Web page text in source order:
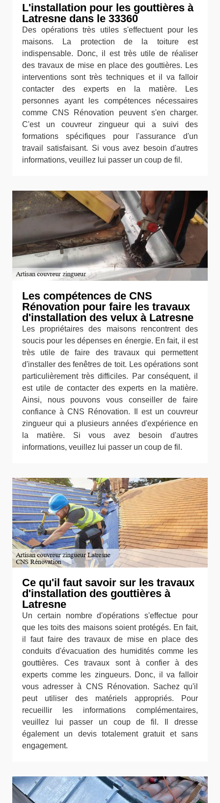
L'installation pour les gouttières à
Latresne dans le 33360
Des opérations très utiles s'effectuent pour les
maisons. La protection de la toiture est
indispensable. Donc, il est très utile de réaliser
des travaux de mise en place des gouttières. Les
interventions sont très techniques et il va falloir
contacter des experts en la matière. Les
personnes ayant les compétences nécessaires
comme CNS Rénovation peuvent s'en charger.
C'est un couvreur zingueur qui a suivi des
formations spécifiques pour l'assurance d'un
travail satisfaisant. Si vous avez besoin d'autres
informations, veuillez lui passer un coup de fil.
Les compétences de CNS
Rénovation pour faire les travaux
d'installation des velux à Latresne
Les propriétaires des maisons rencontrent des
soucis pour les dépenses en énergie. En fait, il est
très utile de faire des travaux qui permettent
d'installer des fenêtres de toit. Les opérations sont
particulièrement très difficiles. Par conséquent, il
est utile de contacter des experts en la matière.
Ainsi, nous pouvons vous conseiller de faire
confiance à CNS Rénovation. Il est un couvreur
zingueur qui a plusieurs années d'expérience en
la matière. Si vous avez besoin d'autres
informations, veuillez lui passer un coup de fil.
Ce qu'il faut savoir sur les travaux
d'installation des gouttières à
Latresne
Un certain nombre d'opérations s'effectue pour
que les toits des maisons soient protégés. En fait,
il faut faire des travaux de mise en place des
conduits d'évacuation des humidités comme les
gouttières. Ces travaux sont à confier à des
experts comme les zingueurs. Donc, il va falloir
vous adresser à CNS Rénovation. Sachez qu'il
peut utiliser des matériels appropriés. Pour
recueillir les informations complémentaires,
veuillez lui passer un coup de fil. Il dresse
également un devis totalement gratuit et sans
engagement.